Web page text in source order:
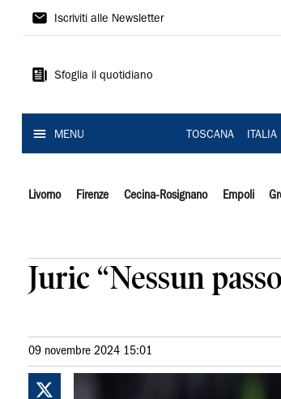
Il
Iscriviti alle Newsletter
Sfoglia il quotidiano
MENU TOSCANA ITALIA
Livorno Firenze Cecina-Rosignano Empoli
Juric “Nessun
09 novembre 2024 15:01